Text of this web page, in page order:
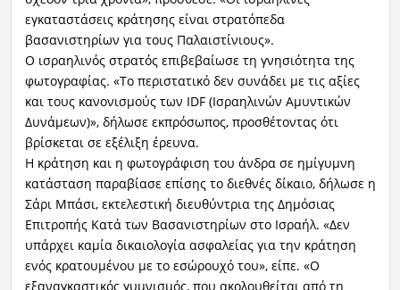
εγκαταστάσεις κράτησης είναι στρατόπεδα
βασανιστηρίων για τους Παλαιστίνιους».
Ο ισραηλινός στρατός επιβεβαίωσε τη γνησιότητα της
φωτογραφίας. «Το περιστατικό δεν συνάδει με τις αξίες
και τους κανονισμούς των IDF (Ισραηλινών Αμυντικών
Δυνάμεων)», δήλωσε εκπρόσωπος, προσθέτοντας ότι
βρίσκεται σε εξέλιξη έρευνα.
Η κράτηση και η φωτογράφιση του άνδρα σε ημίγυμνη
κατάσταση παραβίασε επίσης το διεθνές δίκαιο, δήλωσε η
Σάρι Μπάσι, εκτελεστική διευθύντρια της Δημόσιας
Επιτροπής Κατά των Βασανιστηρίων στο Ισραήλ. «Δεν
υπάρχει καμία δικαιολογία ασφαλείας για την κράτηση
ενός κρατουμένου με το εσώρουχό του», είπε. «Ο
εξαναγκαστικός γυμνισμός, που ακολουθείται από τη